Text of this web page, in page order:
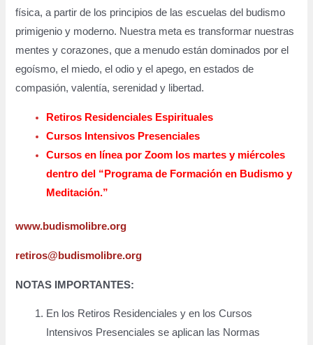
física, a partir de los principios de las escuelas del budismo
primigenio y moderno. Nuestra meta es transformar nuestras
mentes y corazones, que a menudo están dominados por el
egoísmo, el miedo, el odio y el apego, en estados de
compasión, valentía, serenidad y libertad.
Retiros Residenciales Espirituales
Cursos Intensivos Presenciales
Cursos en línea por Zoom los martes y miércoles
dentro del “Programa de Formación en Budismo y
Meditación.”
www.budismolibre.org
retiros@budismolibre.org
NOTAS IMPORTANTES:
En los Retiros Residenciales y en los Cursos
Intensivos Presenciales se aplican las Normas